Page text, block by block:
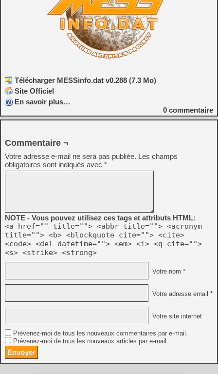
Télécharger MESSinfo.dat v0.288 (7.3 Mo)
Site Officiel
En savoir plus…
0 commentaire
Commentaire ¬
Votre adresse e-mail ne sera pas publiée. Les champs
obligatoires sont indiqués avec *
NOTE - Vous pouvez utilisez ces tags et attributs HTML:
<a href="" title=""> <abbr title=""> <acronym
title=""> <b> <blockquote cite=""> <cite>
<code> <del datetime=""> <em> <i> <q cite="">
<s> <strike> <strong>
Votre nom *
Votre adresse email *
Votre site internet
Prévenez-moi de tous les nouveaux commentaires par e-mail.
Prévenez-moi de tous les nouveaux articles par e-mail.